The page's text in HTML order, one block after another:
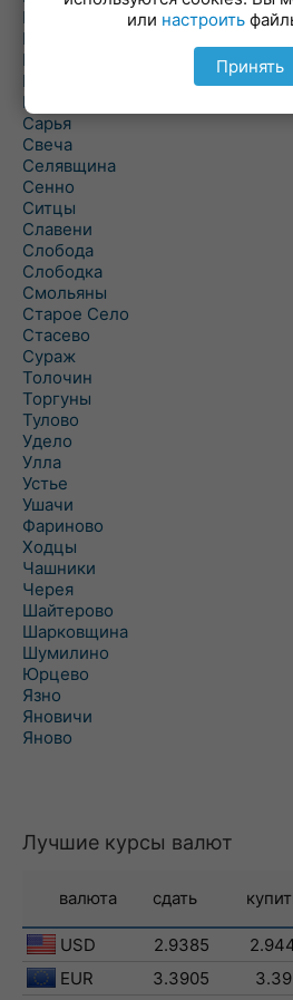
Полоцк
Поставы
Прозороки
Россоны
Руба
Сарья
Свеча
Селявщина
Сенно
Ситцы
Славени
Слобода
Слободка
Смольяны
Старое Село
Стасево
Сураж
Толочин
Торгуны
Тулово
Удело
Улла
Устье
Ушачи
Фариново
Ходцы
Чашники
Черея
Шайтерово
Шарковщина
Шумилино
Юрцево
Язно
Яновичи
Яново
Лучшие курсы валют
валюта сдать
USD 2.9385
EUR
3.3905 3.39
или настроить
Принять